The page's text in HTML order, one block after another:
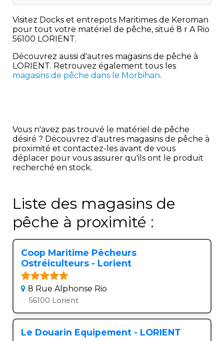
Visitez Docks et entrepots Maritimes de Keroman
pour tout votre matériel de pêche, situé 8 r A Rio
56100 LORIENT.
Découvrez aussi d'autres magasins de pêche à
LORIENT. Retrouvez également tous les
magasins de pêche dans le Morbihan.
Vous n'avez pas trouvé le matériel de pêche
désiré ? Découvrez d'autres magasins de pêche à
proximité et contactez-les avant de vous
déplacer pour vous assurer qu'ils ont le produit
recherché en stock.
Liste des magasins de
pêche à proximité :
Coop Maritime Pêcheurs
Ostréiculteurs - Lorient
8 Rue Alphonse Rio
56100 Lorient
Le Douarin Equipement - LORIENT